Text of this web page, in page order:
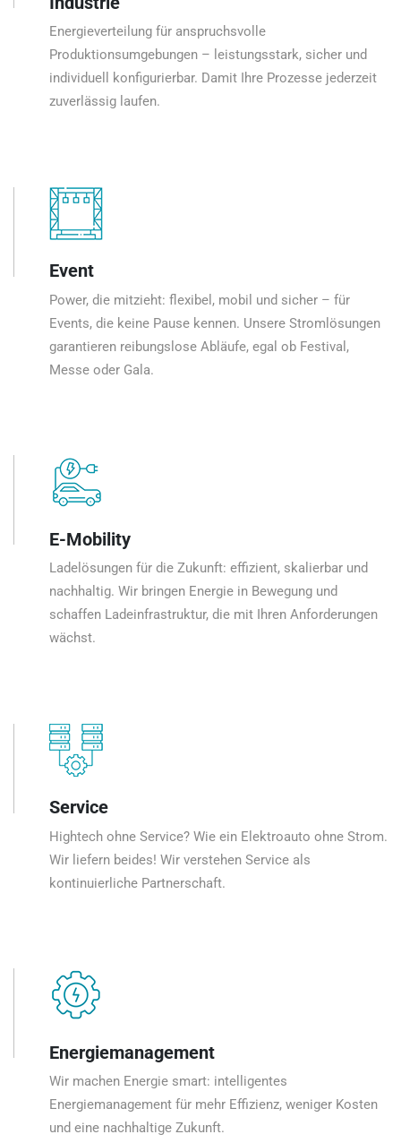
Energieverteilung für anspruchsvolle
Produktionsumgebungen – leistungsstark, sicher und
individuell konfigurierbar. Damit Ihre Prozesse jederzeit
zuverlässig laufen.
Event
Power, die mitzieht: flexibel, mobil und sicher – für
Events, die keine Pause kennen. Unsere Stromlösungen
garantieren reibungslose Abläufe, egal ob Festival,
Messe oder Gala.
E-Mobility
Ladelösungen für die Zukunft: effizient, skalierbar und
nachhaltig. Wir bringen Energie in Bewegung und
schaffen Ladeinfrastruktur, die mit Ihren Anforderungen
wächst.
Service
Hightech ohne Service? Wie ein Elektroauto ohne Strom.
Wir liefern beides! Wir verstehen Service als
kontinuierliche Partnerschaft.
Energiemanagement
Wir machen Energie smart: intelligentes
Energiemanagement für mehr Effizienz, weniger Kosten
und eine nachhaltige Zukunft.